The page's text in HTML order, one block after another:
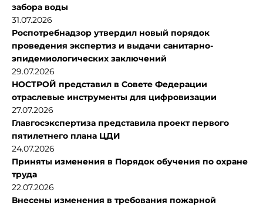
забора воды
31.07.2026
Роспотребнадзор утвердил новый порядок
проведения экспертиз и выдачи санитарно-
эпидемиологических заключений
29.07.2026
НОСТРОЙ представил в Совете Федерации
отраслевые инструменты для цифровизации
27.07.2026
Главгосэкспертиза представила проект первого
пятилетнего плана ЦДИ
24.07.2026
Приняты изменения в Порядок обучения по охране
труда
22.07.2026
Внесены изменения в требования пожарной